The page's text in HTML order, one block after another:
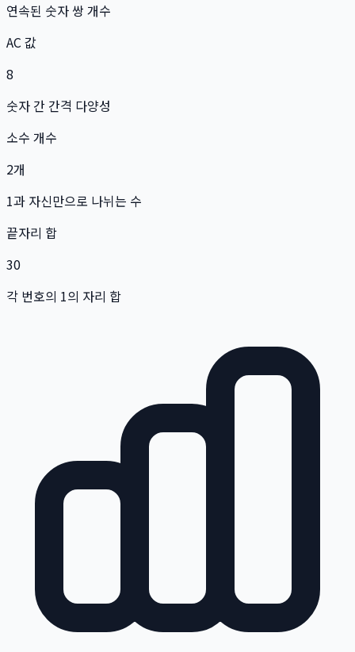
연속된 숫자 쌍 개수
AC 값
8
숫자 간 간격 다양성
소수 개수
2개
1과 자신만으로 나뉘는 수
끝자리 합
30
각 번호의 1의 자리 합